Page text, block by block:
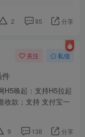
2 85 分享
关注 私信
件
H5唤起：支持H5拉起
收款；支持 支付宝一
9 138 分享